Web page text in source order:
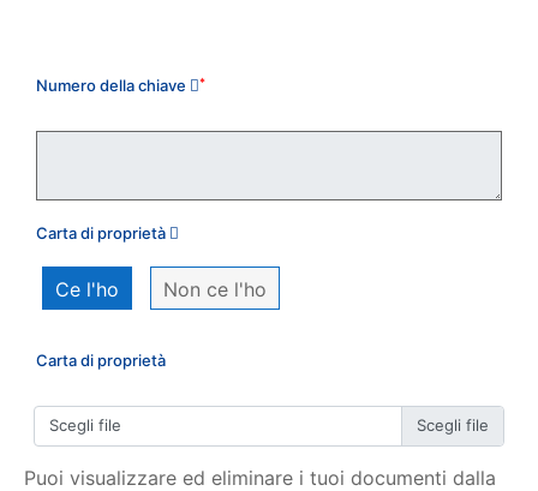
Numero della chiave *
Carta di proprietà
Ce l'ho Non ce l'ho
Carta di proprietà
Scegli file
Puoi visualizzare ed eliminare i tuoi documenti dalla